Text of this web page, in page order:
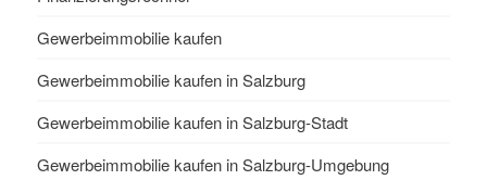
Gewerbeimmobilie kaufen
Gewerbeimmobilie kaufen in Salzburg
Gewerbeimmobilie kaufen in Salzburg-Stadt
Gewerbeimmobilie kaufen in Salzburg-Umgebung